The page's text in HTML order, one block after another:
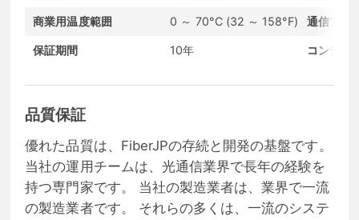
商業用温度範囲 0 ～ 70°C (32 ～ 158°F) 通信プロ
保証期間 10年 コンディ
品質保証
優れた品質は、FiberJPの存続と開発の基盤です。
当社の運用チームは、光通信業界で長年の経験を
持つ専門家です。 当社の製造業者は、業界で一流
の製造業者です。 それらの多くは、一流のシステ